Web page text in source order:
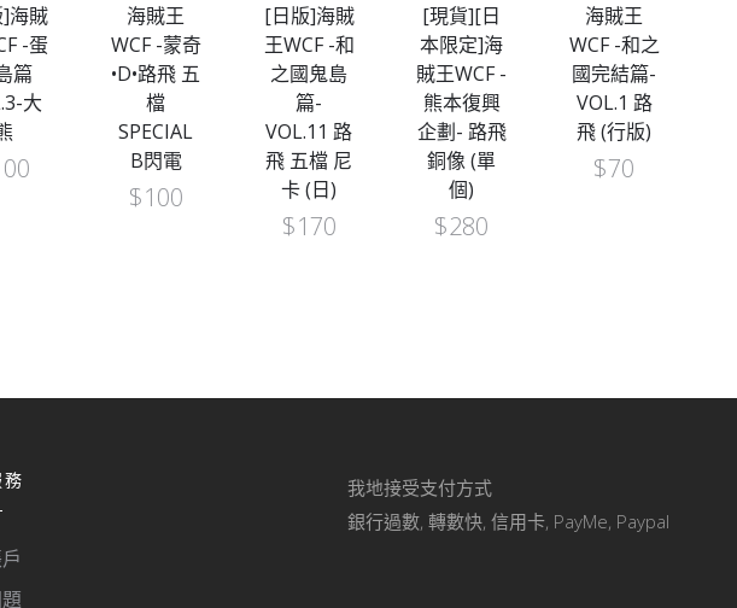
海賊
-蛋
篇
大
海賊王
WCF -蒙奇
•D•路飛 五
檔
SPECIAL
B閃電
$100
[日版]海賊
王WCF -和
之國鬼島
篇-
VOL.11 路
飛 五檔 尼
卡 (日)
$170
[現貨][日
本限定]海
賊王WCF -
熊本復興
企劃- 路飛
銅像 (單
個)
$280
海賊王
WCF -和之
國完結篇-
VOL.1 路
飛 (行版)
$70
我地接受支付方式
銀行過數, 轉數快, 信用卡, PayMe, Paypal